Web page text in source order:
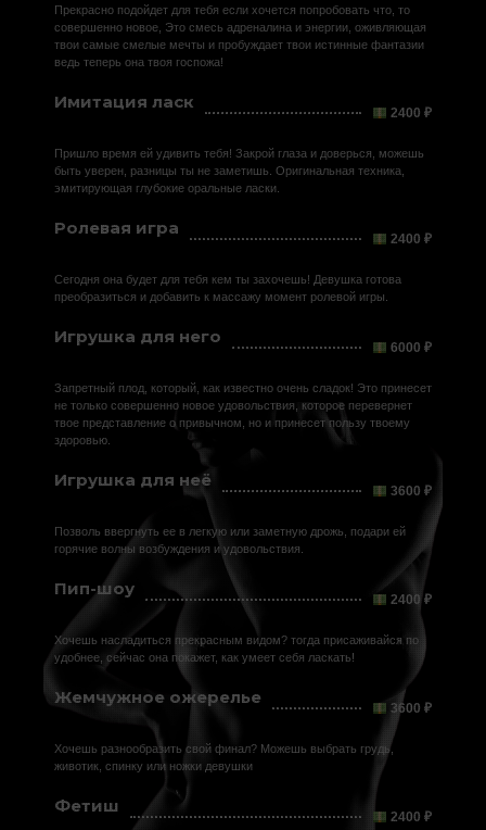
Прекрасно подойдет для тебя если хочется попробовать что, то
совершенно новое, Это смесь адреналина и энергии, оживляющая
твои самые смелые мечты и пробуждает твои истинные фантазии
ведь теперь она твоя госпожа!
Имитация ласк
2400 ₽
Пришло время ей удивить тебя! Закрой глаза и доверься, можешь
быть уверен, разницы ты не заметишь. Оригинальная техника,
эмитирующая глубокие оральные ласки.
Ролевая игра
2400 ₽
Сегодня она будет для тебя кем ты захочешь! Девушка готова
преобразиться и добавить к массажу момент ролевой игры.
Игрушка для него
6000 ₽
Запретный плод, который, как известно очень сладок! Это принесет
не только совершенно новое удовольствия, которое перевернет
твое представление о привычном, но и принесет пользу твоему
здоровью.
Игрушка для неё
3600 ₽
Позволь ввергнуть ее в легкую или заметную дрожь, подари ей
горячие волны возбуждения и удовольствия.
Пип-шоу
2400 ₽
Хочешь насладиться прекрасным видом? тогда присаживайся по
удобнее, сейчас она покажет, как умеет себя ласкать!
Жемчужное ожерелье
3600 ₽
Хочешь разнообразить свой финал? Можешь выбрать грудь,
животик, спинку или ножки девушки
Фетиш
2400 ₽